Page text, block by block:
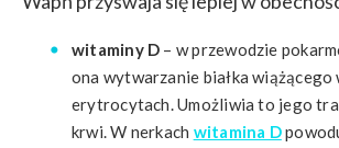
witaminy D – w przewodzie
ona wytwarzanie białka wiążącego
erytrocytach. Umożliwia to jego
krwi. W nerkach witamina D